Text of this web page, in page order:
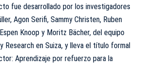
fue desarrollado por los investigadores
Agon Serifi, Sammy Christen, Ruben
Knoop y Moritz Bächer, del equipo
Research en Suiza, y lleva el título formal
Aprendizaje por refuerzo para la